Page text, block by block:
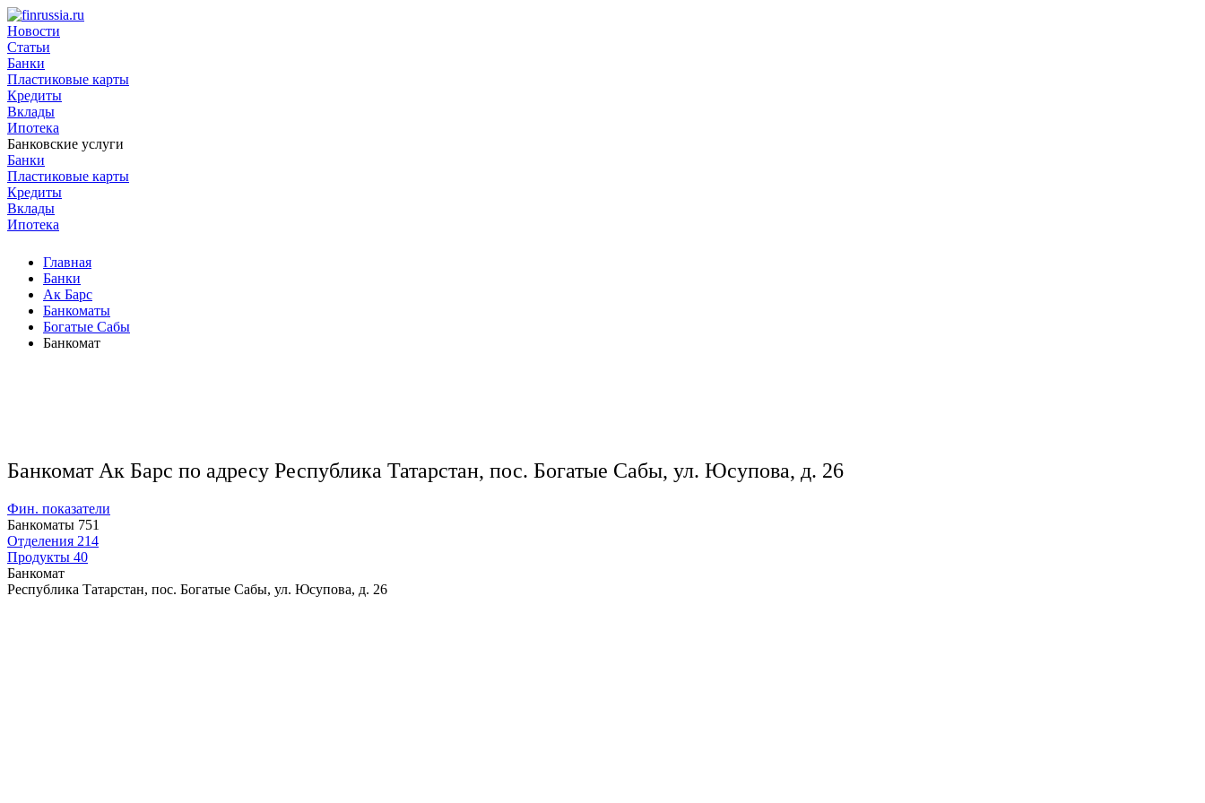
Новости
Статьи
Банки
Пластиковые карты
Кредиты
Вклады
Ипотека
Банковские услуги
Банки
Пластиковые карты
Кредиты
Вклады
Ипотека
Главная
Банки
Ак Барс
Банкоматы
Богатые Сабы
Банкомат
Банкомат Ак Барс по адресу Республика Татарстан, пос. Богатые Сабы, ул. Юсупова, д. 26
Фин. показатели
Банкоматы 751
Отделения 214
Продукты 40
Банкомат
Республика Татарстан, пос. Богатые Сабы, ул. Юсупова, д. 26